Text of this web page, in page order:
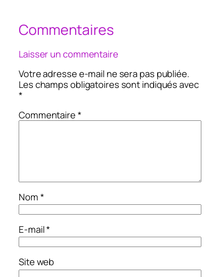
Commentaires
Laisser un commentaire
Votre adresse e-mail ne sera pas publiée.
Les champs obligatoires sont indiqués avec
*
Commentaire*
Nom*
E-mail*
Site web